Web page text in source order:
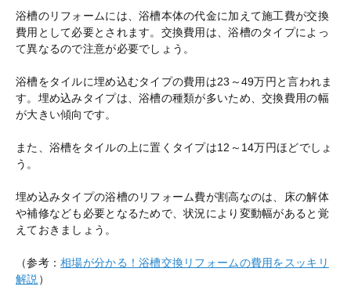
浴槽のリフォームには、浴槽本体の代金に加えて施工費が交換
費用として必要とされます。交換費用は、浴槽のタイプによっ
て異なるので注意が必要でしょう。
浴槽をタイルに埋め込むタイプの費用は23～49万円と言われま
す。埋め込みタイプは、浴槽の種類が多いため、交換費用の幅
が大きい傾向です。
また、浴槽をタイルの上に置くタイプは12～14万円ほどでしょ
う。
埋め込みタイプの浴槽のリフォーム費が割高なのは、床の解体
や補修なども必要となるためで、状況により変動幅があると覚
えておきましょう。
（参考：相場が分かる！浴槽交換リフォームの費用をスッキリ
解説 ）